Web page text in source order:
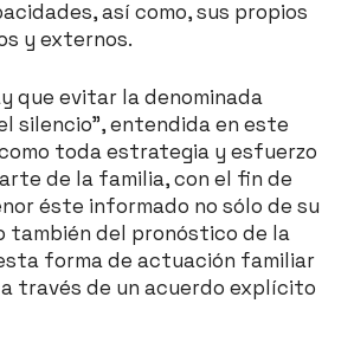
así como, sus propios
y externos.
que evitar la denominada
silencio”, entendida en este
toda estrategia y esfuerzo
de la familia, con el fin de
éste informado no sólo de su
también del pronóstico de la
forma de actuación familiar
través de un acuerdo explícito